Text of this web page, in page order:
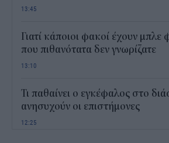
13:45
Γιατί κάποιοι φακοί έχουν μπλε
που πιθανότατα δεν γνωρίζατε
13:10
Τι παθαίνει ο εγκέφαλος στο
ανησυχούν οι επιστήμονες
12:25